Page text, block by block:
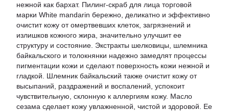
нежной как бархат. Пилинг-скраб для лица торговой
марки White mandarin бережно, деликатно и эффективно
очистит кожу от омертвевших клеток, загрязнений и
излишков кожного жира, значительно улучшит ее
структуру и состояние. Экстракты шелковицы, шлемника
байкальского и толокнянки надежно замедлят процессы
пигментации кожи и сделают поверхность кожи нежной и
гладкой. Шлемник байкальский также очистит кожу от
высыпаний, раздражений и воспалений, успокоит
чувствительную, склонную к аллергиям кожу. Масло
сезама сделает кожу увлажненной, чистой и здоровой. Ее